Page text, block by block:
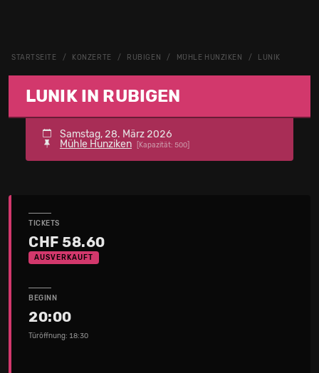
STARTSEITE KONZERTE RUBIGEN MÜHLE HUNZIKEN LUNIK
LUNIK IN RUBIGEN
Samstag, 28. März 2026
Mühle Hunziken
[Kapazität: 500]
TICKETS
CHF 58.60
AUSVERKAUFT
BEGINN
20:00
Türöffnung: 18:30